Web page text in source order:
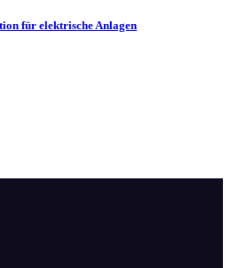
für elektrische Anlagen